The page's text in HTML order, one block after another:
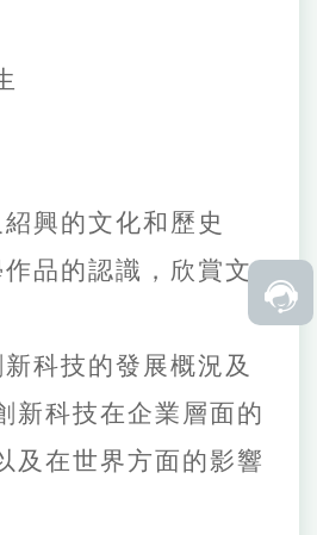
興的文化和歷史
品的認識，欣賞文
科技的發展概況及
新科技在企業層面的
及在世界方面的影響